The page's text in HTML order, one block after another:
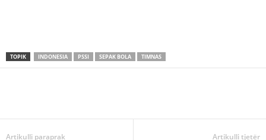
TOPIK INDONESIA PSSI SEPAK BOLA TIMNAS
Artikulli paraprak Artikulli tjetër